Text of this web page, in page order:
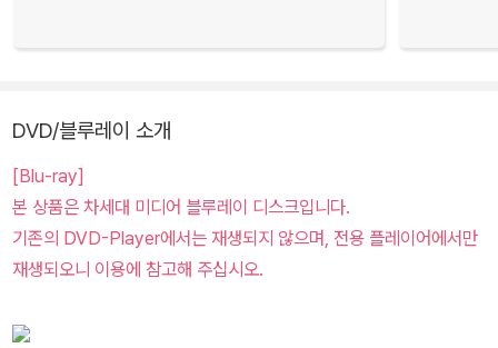
DVD/블루레이 소개
[Blu-ray]
본 상품은 차세대 미디어 블루레이 디스크입니다.
기존의 DVD-Player에서는 재생되지 않으며, 전용 플레이어에서만
재생되오니 이용에 참고해 주십시오.